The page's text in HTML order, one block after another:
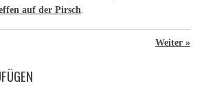
auf der Pirsch
Weiter »